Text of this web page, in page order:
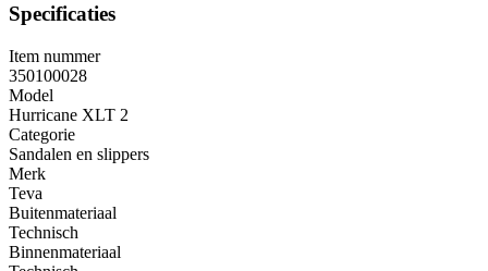
Specificaties
Item nummer
350100028
Model
Hurricane XLT 2
Categorie
Sandalen en slippers
Merk
Teva
Buitenmateriaal
Technisch
Binnenmateriaal